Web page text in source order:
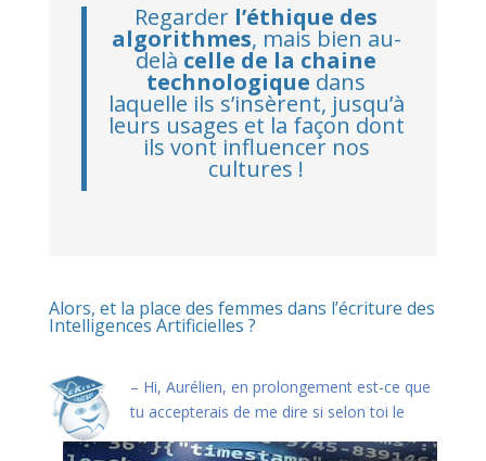
Regarder l’éthique des
algorithmes, mais bien au-
delà celle de la chaine
technologique dans
laquelle ils s’insèrent, jusqu’à
leurs usages et la façon dont
ils vont influencer nos
cultures !
Alors, et la place des femmes dans l’écriture des
Intelligences Artificielles ?
– Hi, Aurélien, en prolongement est-ce que
tu accepterais de me dire si selon toi le